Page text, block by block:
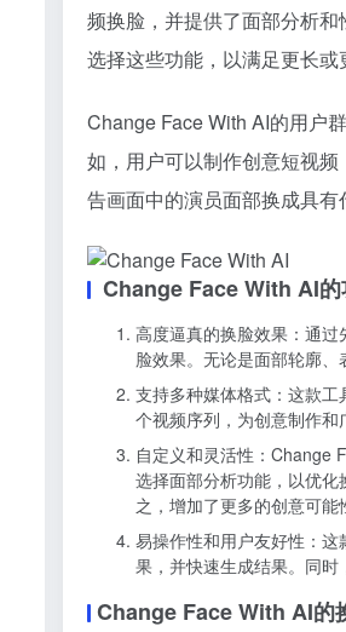
频换脸，并提供了面部分析
选择这些功能，以满足更长或
Change Face With AI的用户
如，用户可以制作创意短视
告画面中的演员面部换成具有
Change Face With AI的
高度逼真的换脸效果：通
脸效果。无论是面部轮廓、
支持多种媒体格式：这款
个视频序列，为创意制作和
自定义和灵活性：Change
选择面部分析功能，以优
之，增加了更多的创意可能
易操作性和用户友好性：
果，并快速生成结果。同时
Change Face With AI的